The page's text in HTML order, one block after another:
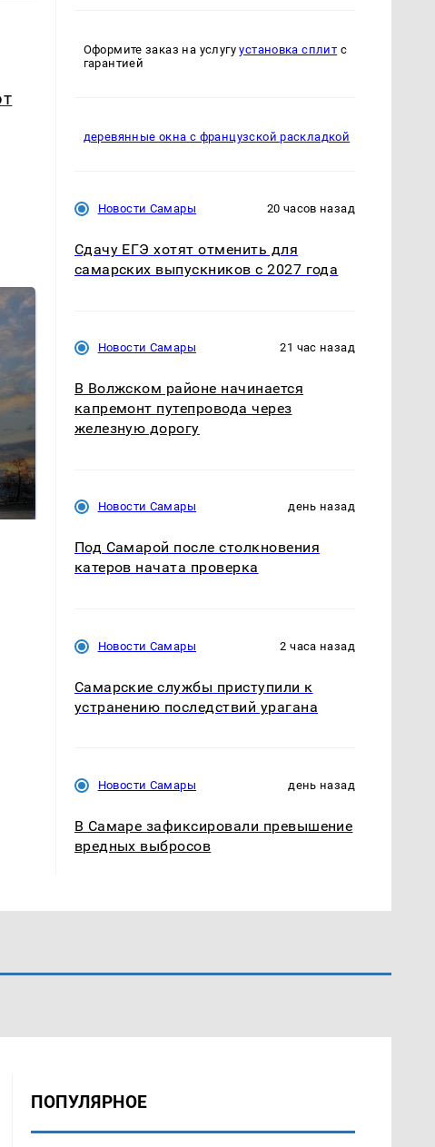
продукта: что купить?
подожгли.
Оформите заказ на услугуустановка сплит с
гарантией
деревянные окна с французской раскладкой
Новости Самары 20 часов назад
Сдачу ЕГЭ хотят отменить для
самарских выпускников с 2027 года
Новости Самары 21 час назад
В Волжском районе начинается
капремонт путепровода через
железную дорогу
Новости Самары день назад
Под Самарой после столкновения
катеров начата проверка
Новости Самары 2 часа назад
Самарские службы приступили к
устранению последствий урагана
Новости Самары день назад
В Самаре зафиксировали превышение
вредных выбросов
ПОПУЛЯРНОЕ